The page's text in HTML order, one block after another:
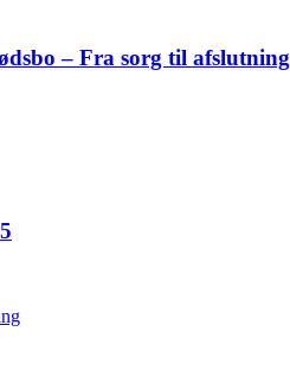
– Fra sorg til afslutning